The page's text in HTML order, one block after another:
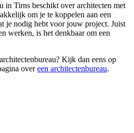
in Tirns beschikt over architecten met
om je te koppelen aan een
je nodig hebt voor jouw project. Juist
werken, is het denkbaar om een
Kijk dan eens op
overeen architectenbureau.